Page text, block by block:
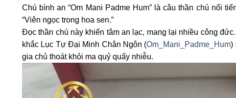
Chú bình an “Om Mani Padme Hum” là câu thần chú nổi
“Viên ngọc trong hoa sen.”
Đọc thần chú này khiến tâm an lạc, mang lại nhiều công
khắc Lục Tự Đại Minh Chân Ngôn (Om_Mani_Padme_Hum)
gia chủ thoát khỏi ma quỷ quấy nhiễu.